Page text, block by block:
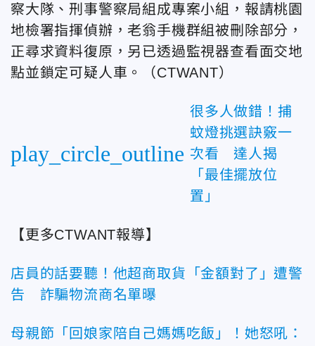
察大隊、刑事警察局組成專案小組，報請桃園
地檢署指揮偵辦，老翁手機群組被刪除部分，
正尋求資料復原，另已透過監視器查看面交地
點並鎖定可疑人車。（CTWANT）
play_circle_outline
很多人做錯！捕
蚊燈挑選訣竅一
次看 達人揭
「最佳擺放位
置」
【更多CTWANT報導】
店員的話要聽！他超商取貨「金額對了」遭警
告 詐騙物流商名單曝
母親節「回娘家陪自己媽媽吃飯」！她怒吼：